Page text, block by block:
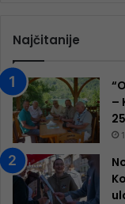
Najčitanije
–